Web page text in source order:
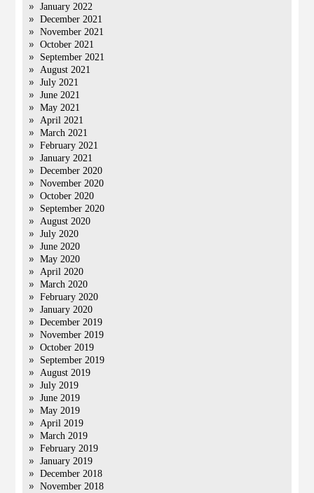
January 2022
December 2021
November 2021
October 2021
September 2021
August 2021
July 2021
June 2021
May 2021
April 2021
March 2021
February 2021
January 2021
December 2020
November 2020
October 2020
September 2020
August 2020
July 2020
June 2020
May 2020
April 2020
March 2020
February 2020
January 2020
December 2019
November 2019
October 2019
September 2019
August 2019
July 2019
June 2019
May 2019
April 2019
March 2019
February 2019
January 2019
December 2018
November 2018